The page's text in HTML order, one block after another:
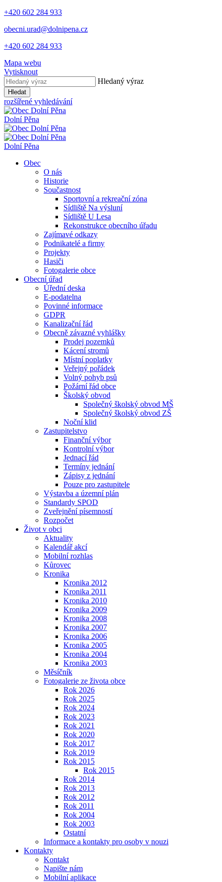
+420 602 284 933
obecni.urad@dolnipena.cz
+420 602 284 933
Mapa webu
Vytisknout
Hledaný výraz
Hledat
rozšířené vyhledávání
Dolní Pěna
Dolní Pěna
Obec
O nás
Historie
Součastnost
Sportovní a rekreační zóna
Sídliště Na výsluní
Sídliště U Lesa
Rekonstrukce obecního úřadu
Zajímavé odkazy
Podnikatelé a firmy
Projekty
Hasiči
Fotogalerie obce
Obecní úřad
Úřední deska
E-podatelna
Povinné informace
GDPR
Kanalizační řád
Obecně závazné vyhlášky
Prodej pozemků
Kácení stromů
Místní poplatky
Veřejný pořádek
Volný pohyb psů
Požární řád obce
Školský obvod
Společný školský obvod MŠ
Společný školský obvod ZŠ
Noční klid
Zastupitelstvo
Finanční výbor
Kontrolní výbor
Jednací řád
Termíny jednání
Zápisy z jednání
Pouze pro zastupitele
Výstavba a územní plán
Standardy SPOD
Zveřejnění písemností
Rozpočet
Život v obci
Aktuality
Kalendář akcí
Mobilní rozhlas
Kůrovec
Kronika
Kronika 2012
Kronika 2011
Kronika 2010
Kronika 2009
Kronika 2008
Kronika 2007
Kronika 2006
Kronika 2005
Kronika 2004
Kronika 2003
Měsíčník
Fotogalerie ze života obce
Rok 2026
Rok 2025
Rok 2024
Rok 2023
Rok 2021
Rok 2020
Rok 2017
Rok 2019
Rok 2015
Rok 2015
Rok 2014
Rok 2013
Rok 2012
Rok 2011
Rok 2004
Rok 2003
Ostatní
Informace a kontakty pro osoby v nouzi
Kontakty
Kontakt
Napište nám
Mobilní aplikace